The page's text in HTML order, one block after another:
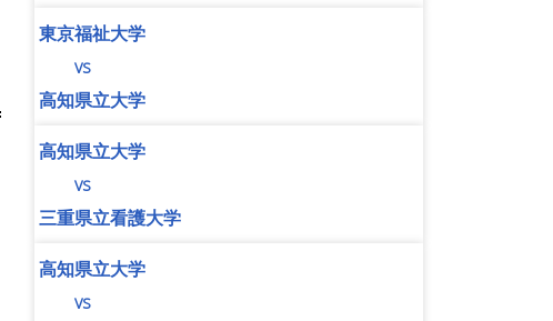
東京福祉大学
vs
高知県立大学
高知県立大学
vs
三重県立看護大学
高知県立大学
vs